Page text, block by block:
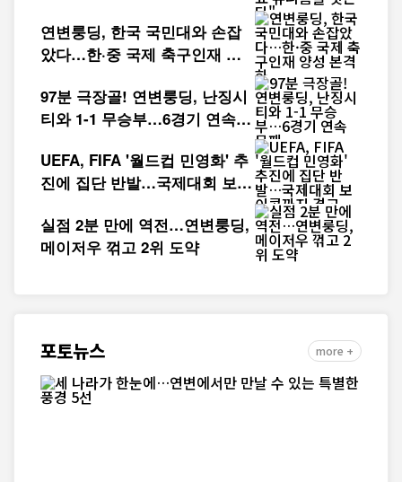
연변룽딩, 한국 국민대와 손잡
았다…한·중 국제 축구인재 양
97분 극장골! 연변룽딩, 난징시
티와 1-1 무승부…6경기 연속
UEFA, FIFA '월드컵 민영화' 추
진에 집단 반발…국제대회 보이
실점 2분 만에 역전…연변룽딩,
메이저우 꺾고 2위 도약
포토뉴스 more +